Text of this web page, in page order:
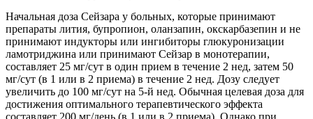
Начальная доза Сейзара у больных, которые принимают
препараты лития, бупропион, оланзапин, окскарбазепин и не
принимают индукторы или ингибиторы глюкуронизации
ламотриджина или принимают Сейзар в монотерапии,
составляет 25 мг/сут в один прием в течение 2 нед, затем 50
мг/сут (в 1 или в 2 приема) в течение 2 нед. Дозу следует
увеличить до 100 мг/сут на 5-й нед. Обычная целевая доза для
достижения оптимального терапевтического эффекта